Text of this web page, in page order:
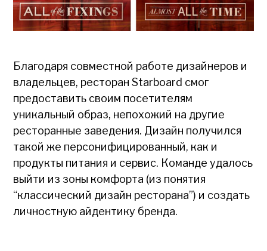
Благодаря совместной работе дизайнеров и
владельцев, ресторан Starboard смог
предоставить своим посетителям
уникальный образ, непохожий на другие
ресторанные заведения. Дизайн получился
такой же персонифицированный, как и
продукты питания и сервис. Команде удалось
выйти из зоны комфорта (из понятия
“классический дизайн ресторана”) и создать
личностную айдентику бренда.